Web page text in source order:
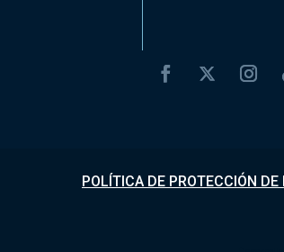
POLÍTICA DE PROTECCIÓN DE